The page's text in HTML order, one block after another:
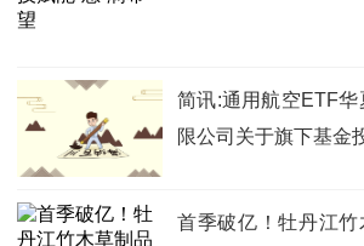
简讯:通用航空ETF
限公司关于旗下基金
首季破亿！牡丹江竹